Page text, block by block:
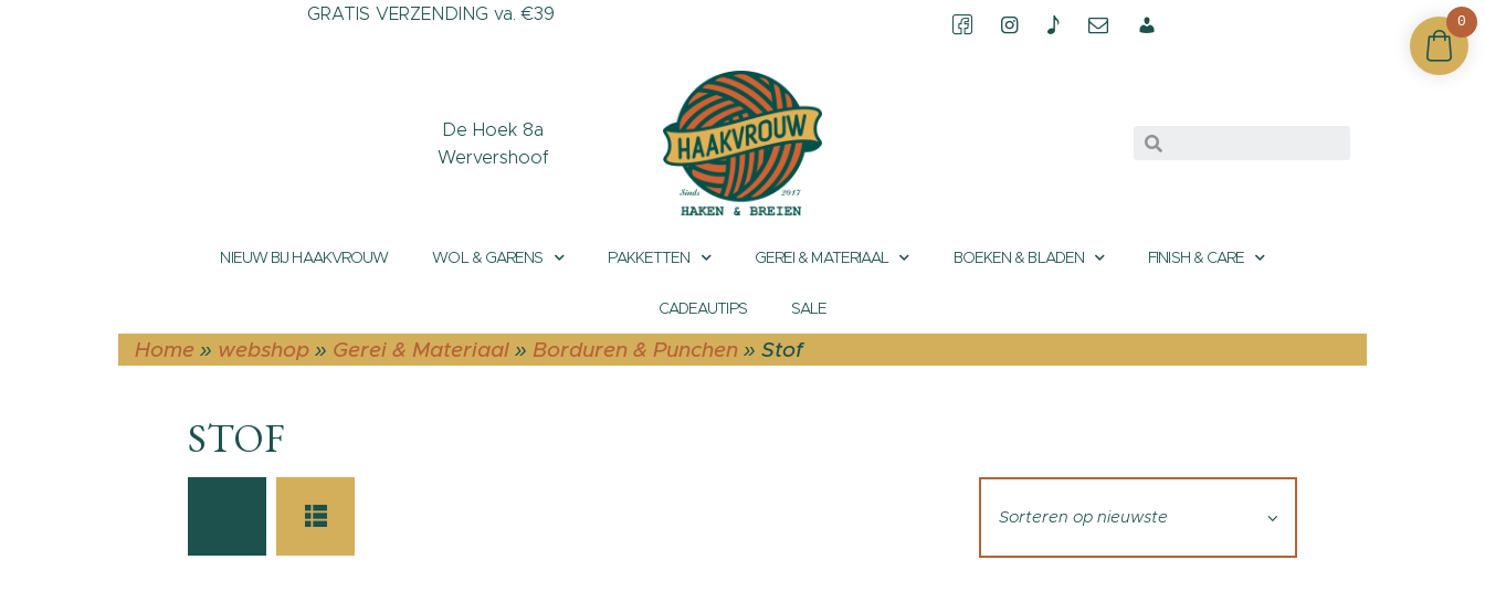
GRATIS VERZENDING va. €39
De Hoek 8a
Wervershoof
NIEUW BIJ HAAKVROUW WOL & GARENS PAKKETTEN GEREI & MATERIAAL BOEKEN & BLADEN FINISH & CARE
CADEAUTIPS SALE
Home » webshop » Gerei & Materiaal » Borduren & Punchen » Stof
CONTACT &
OPENINGSTIJDEN
OVER HAAKVROUW
MIJN ACCOUNT
STOF
0